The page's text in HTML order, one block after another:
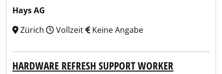
Hays AG
Zürich
Vollzeit Keine Angabe
HARDWARE REFRESH SUPPORT WORKER